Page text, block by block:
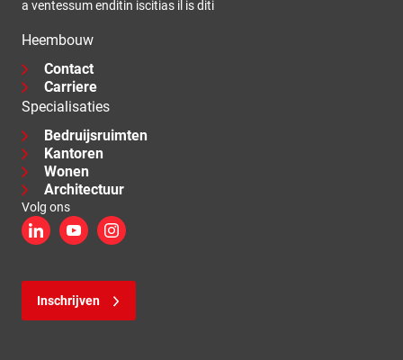
a ventessum enditin iscitias il is diti
Heembouw
Contact
Carriere
Specialisaties
Bedruijsruimten
Kantoren
Wonen
Architectuur
Volg ons
LinkedInYouTubeInstagram
Inschrijven